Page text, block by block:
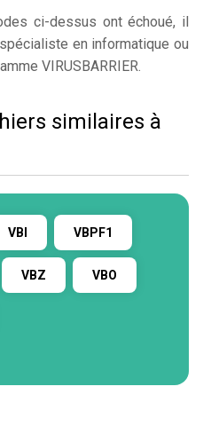
ci-dessus ont échoué, il
en informatique ou
VIRUSBARRIER.
similaires à
VBI VBPF1
VBZ VBO